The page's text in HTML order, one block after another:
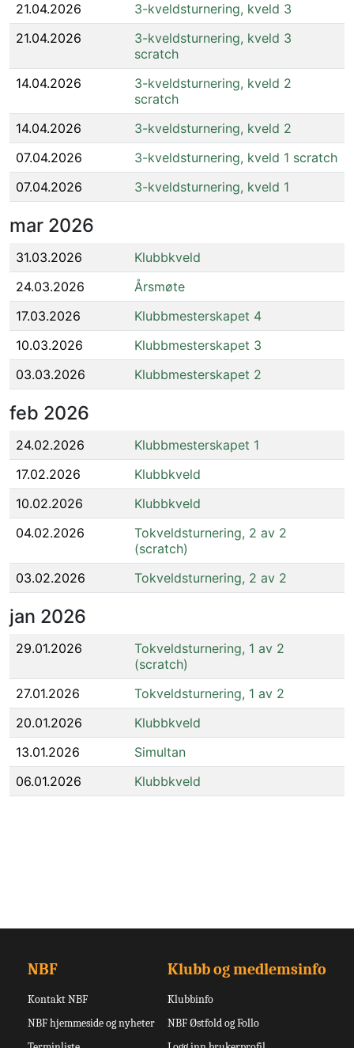
21.04.2026
3-kveldsturnering, kveld 3
21.04.2026
3-kveldsturnering, kveld 3
scratch
14.04.2026
3-kveldsturnering, kveld 2
scratch
14.04.2026
3-kveldsturnering, kveld 2
07.04.2026
3-kveldsturnering, kveld 1 scratch
07.04.2026
3-kveldsturnering, kveld 1
mar 2026
31.03.2026
Klubbkveld
24.03.2026
Årsmøte
17.03.2026
Klubbmesterskapet 4
10.03.2026
Klubbmesterskapet 3
03.03.2026
Klubbmesterskapet 2
feb 2026
24.02.2026
Klubbmesterskapet 1
17.02.2026
Klubbkveld
10.02.2026
Klubbkveld
04.02.2026
Tokveldsturnering, 2 av 2
(scratch)
03.02.2026
Tokveldsturnering, 2 av 2
jan 2026
29.01.2026
Tokveldsturnering, 1 av 2
(scratch)
27.01.2026
Tokveldsturnering, 1 av 2
20.01.2026
Klubbkveld
13.01.2026
Simultan
06.01.2026
Klubbkveld
NBF
Kontakt NBF
NBF hjemmeside og nyheter
Klubb og medlemsinfo
Klubbinfo
NBF Østfold og Follo